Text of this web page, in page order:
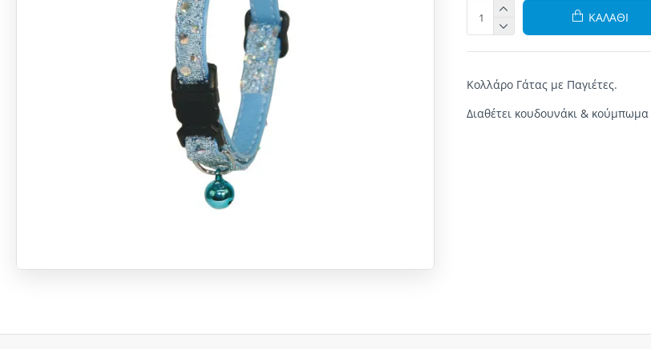
ΚΑΛΆΘΙ
Κολλάρο Γάτας με Παγιέτες.
Διαθέτει κουδουνάκι & κούμπωμα